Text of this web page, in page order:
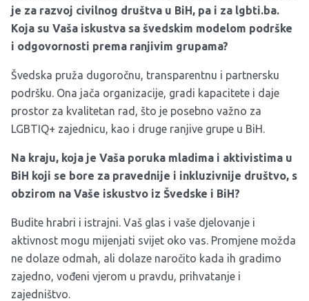
je za razvoj civilnog društva u BiH, pa i za lgbti.ba.
Koja su Vaša iskustva sa švedskim modelom podrške
i odgovornosti prema ranjivim grupama?
Švedska pruža dugoročnu, transparentnu i partnersku
podršku. Ona jača organizacije, gradi kapacitete i daje
prostor za kvalitetan rad, što je posebno važno za
LGBTIQ+ zajednicu, kao i druge ranjive grupe u BiH.
Na kraju, koja je Vaša poruka mladima i aktivistima u
BiH koji se bore za pravednije i inkluzivnije društvo, s
obzirom na Vaše iskustvo iz Švedske i BiH?
Budite hrabri i istrajni. Vaš glas i vaše djelovanje i
aktivnost mogu mijenjati svijet oko vas. Promjene možda
ne dolaze odmah, ali dolaze naročito kada ih gradimo
zajedno, vođeni vjerom u pravdu, prihvatanje i
zajedništvo.